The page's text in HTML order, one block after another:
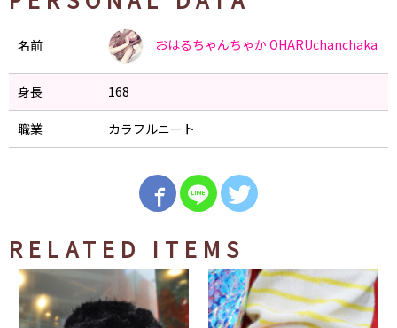
名前 おはるちゃんちゃか OHARUchanchaka
身長 168
職業 カラフルニート
RELATED ITEMS